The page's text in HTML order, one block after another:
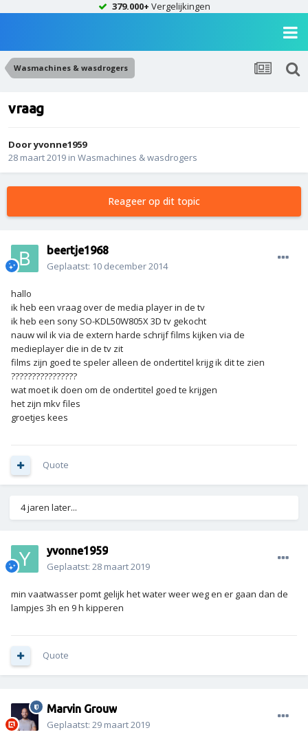
379.000+ Vergelijkingen
Wasmachines & wasdrogers
vraag
Dooryvonne1959
28 maart 2019 in Wasmachines & wasdrogers
Reageer op dit topic
beertje1968
Geplaatst: 10 december 2014
hallo
ik heb een vraag over de media player in de tv
ik heb een sony SO-KDL50W805X 3D tv gekocht
nauw wil ik via de extern harde schrijf films kijken via de
medieplayer die in de tv zit
films zijn goed te speler alleen de ondertitel krijg ik dit te zien
????????????????
wat moet ik doen om de ondertitel goed te krijgen
het zijn mkv files
groetjes kees
Quote
4 jaren later...
yvonne1959
Geplaatst: 28 maart 2019
min vaatwasser pomt gelijk het water weer weg en er gaan dan de
lampjes 3h en 9 h kipperen
Quote
Marvin Grouw
Geplaatst: 29 maart 2019